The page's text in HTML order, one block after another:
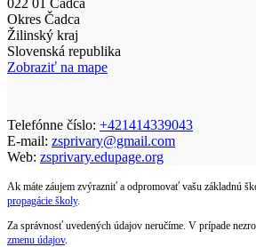
Okres Čadca
Žilinský kraj
Slovenská republika
Zobraziť na mape
Telefónne číslo: +421414339043
E-mail: zsprivary@gmail.com
Web: zsprivary.edupage.org
Ak máte záujem zvýrazniť a odpromovať vašu základnú
propagácie školy.
Za správnosť uvedených údajov neručíme. V prípade
zmenu údajov.